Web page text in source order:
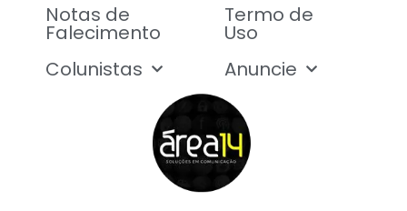
Notas de
Falecimento
Colunistas
Termo de
Uso
Anuncie